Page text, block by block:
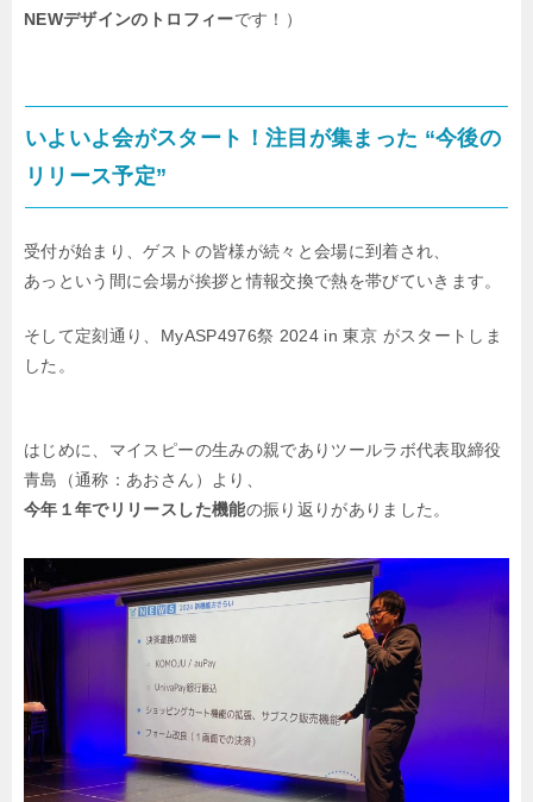
NEWデザインのトロフィーです！）
いよいよ会がスタート！注目が集まった “今後の
リリース予定”
受付が始まり、ゲストの皆様が続々と会場に到着され、
あっという間に会場が挨拶と情報交換で熱を帯びていきます。
そして定刻通り、MyASP4976祭 2024 in 東京 がスタートしま
した。
はじめに、マイスピーの生みの親でありツールラボ代表取締役
青島（通称：あおさん）より、
今年１年でリリースした機能の振り返りがありました。